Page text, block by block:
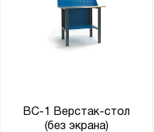
ВС-1 Верстак-стол
(без экрана)
15
16
18
Нагрузка на полку, кг: